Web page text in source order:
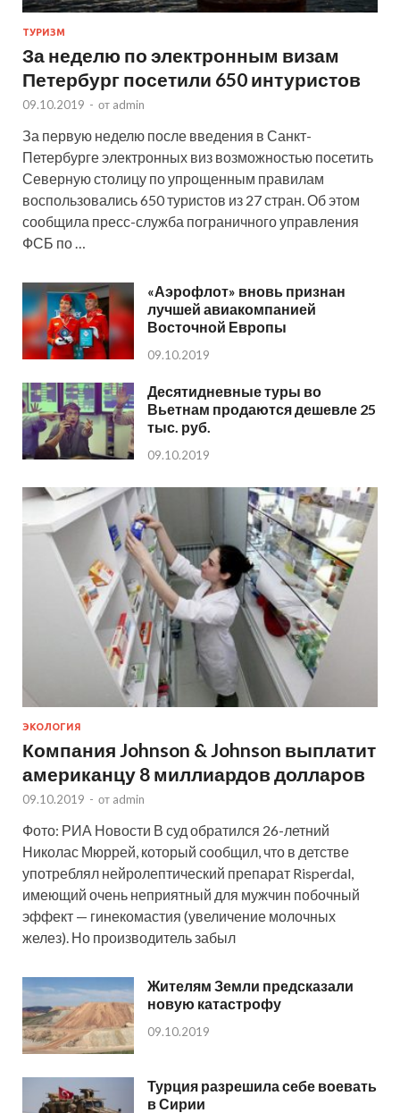
ТУРИЗМ
За неделю по электронным визам
Петербург посетили 650 интуристов
09.10.2019 - от admin
За первую неделю после введения в Санкт-
Петербурге электронных виз возможностью посетить
Северную столицу по упрощенным правилам
воспользовались 650 туристов из 27 стран. Об этом
сообщила пресс-служба пограничного управления
ФСБ по …
«Аэрофлот» вновь признан
лучшей авиакомпанией
Восточной Европы
09.10.2019
Десятидневные туры во
Вьетнам продаются дешевле 25
тыс. руб.
09.10.2019
ЭКОЛОГИЯ
Компания Johnson & Johnson выплатит
американцу 8 миллиардов долларов
09.10.2019 - от admin
Фото: РИА Новости В суд обратился 26-летний
Николас Мюррей, который сообщил, что в детстве
употреблял нейролептический препарат Risperdal,
имеющий очень неприятный для мужчин побочный
эффект — гинекомастия (увеличение молочных
желез). Но производитель забыл
Жителям Земли предсказали
новую катастрофу
09.10.2019
Турция разрешила себе воевать
в Сирии